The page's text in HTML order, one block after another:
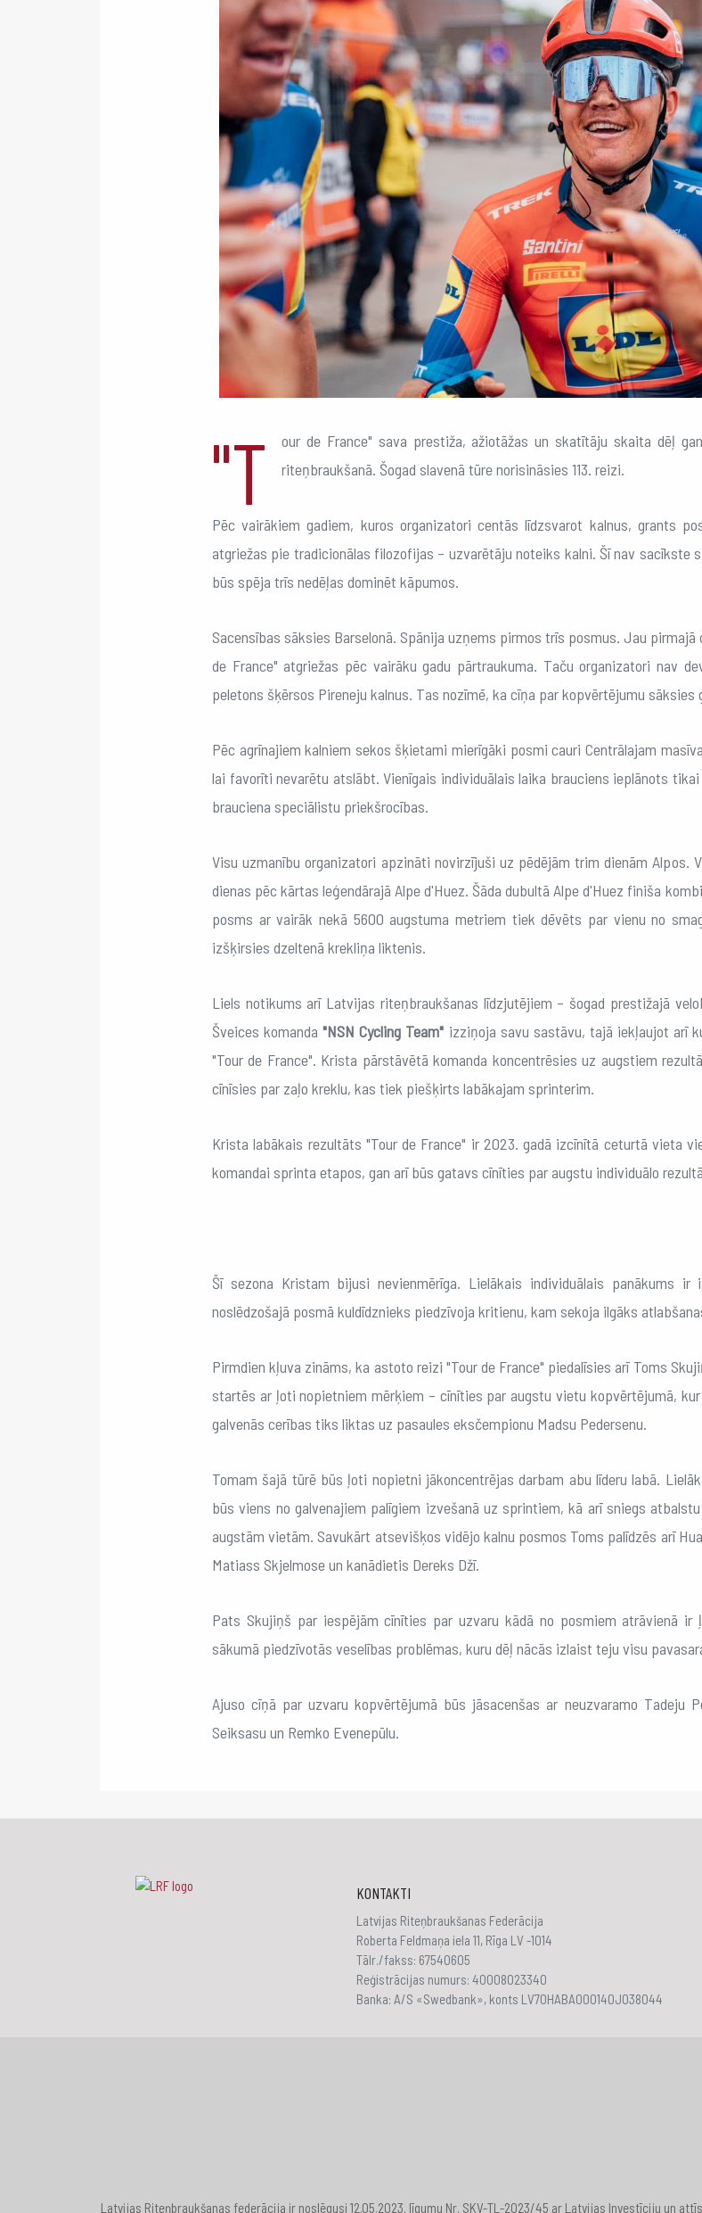
"T
our de France" sava prestiža, ažiotāžas un skatītāju skaita dēļ
riteņbraukšanā. Šogad slavenā tūre norisināsies 113. reizi.
Pēc vairākiem gadiem, kuros organizatori centās līdzsvarot kalnus, grants
atgriežas pie tradicionālas filozofijas – uzvarētāju noteiks kalni. Šī nav
būs spēja trīs nedēļas dominēt kāpumos.
Sacensības sāksies Barselonā. Spānija uzņems pirmos trīs posmus. Jau
de France" atgriežas pēc vairāku gadu pārtraukuma. Taču organizatori nav
peletons šķērsos Pireneju kalnus. Tas nozīmē, ka cīņa par kopvērtējumu
Pēc agrīnajiem kalniem sekos šķietami mierīgāki posmi cauri Centrālajam
lai favorīti nevarētu atslābt. Vienīgais individuālais laika brauciens ieplānots
brauciena speciālistu priekšrocības.
Visu uzmanību organizatori apzināti novirzījuši uz pēdējām trim dienām
dienas pēc kārtas leģendārajā Alpe d'Huez. Šāda dubultā Alpe d'Huez finiša
posms ar vairāk nekā 5600 augstuma metriem tiek dēvēts par vienu no
izšķirsies dzeltenā krekliņa liktenis.
Liels notikums arī Latvijas riteņbraukšanas līdzjutējiem – šogad prestižajā
Šveices komanda"NSN Cycling Team" izziņoja savu sastāvu, tajā iekļaujot arī
"Tour de France". Krista pārstāvētā komanda koncentrēsies uz augstiem
cīnīsies par zaļo kreklu, kas tiek piešķirts labākajam sprinterim.
Krista labākais rezultāts "Tour de France" ir 2023. gadā izcīnītā ceturtā vieta
komandai sprinta etapos, gan arī būs gatavs cīnīties par augstu individuālo
Šī sezona Kristam bijusi nevienmērīga. Lielākais individuālais panākums
noslēdzošajā posmā kuldīdznieks piedzīvoja kritienu, kam sekoja ilgāks
Pirmdien kļuva zināms, ka astoto reizi "Tour de France" piedalīsies arī Toms
startēs ar ļoti nopietniem mērķiem – cīnīties par augstu vietu kopvērtējumā,
galvenās cerības tiks liktas uz pasaules eksčempionu Madsu Pedersenu.
Tomam šajā tūrē būs ļoti nopietni jākoncentrējas darbam abu līderu labā.
būs viens no galvenajiem palīgiem izvešanā uz sprintiem, kā arī sniegs
augstām vietām. Savukārt atsevišķos vidējo kalnu posmos Toms palīdzēs arī
Matiass Skjelmose un kanādietis Dereks Džī.
Pats Skujiņš par iespējām cīnīties par uzvaru kādā no posmiem atrāvienā ir
sākumā piedzīvotās veselības problēmas, kuru dēļ nācās izlaist teju visu
Ajuso cīņā par uzvaru kopvērtējumā būs jāsacenšas ar neuzvaramo Tadeju
Seiksasu un Remko Evenepūlu.
KONTAKTI
Latvijas Riteņbraukšanas Federācija
Roberta Feldmaņa iela 11, Rīga LV -1014
Tālr./fakss: 67540605
Reģistrācijas numurs: 40008023340
Banka: A/S «Swedbank», konts LV70HABA000140J038044
Latvijas Riteņbraukšanas federācija ir noslēgusi 12.05.2023. līgumu Nr. SKV-TL-2023/45 ar Latvijas Investīciju un